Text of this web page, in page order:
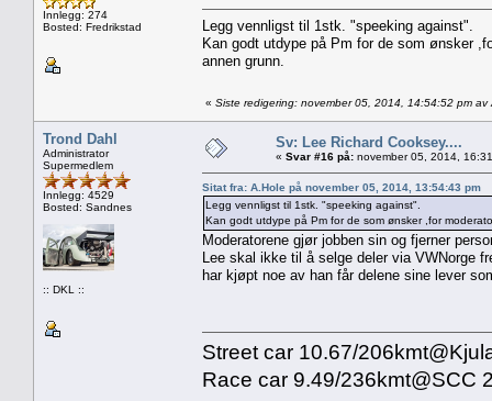
Innlegg: 274
Bosted: Fredrikstad
Legg vennligst til 1stk. "speeking against".
Kan godt utdype på Pm for de som ønsker
annen grunn.
« Siste redigering: november 05, 2014, 14:54:52 pm av
Trond Dahl
Administrator
Supermedlem
Innlegg: 4529
Bosted: Sandnes
:: DKL ::
Sv: Lee Richard Cooksey....
« Svar #16 på: november 05, 2014,
Sitat fra: A.Hole på november 05, 2014, 13:54:43 pm
Legg vennligst til 1stk. "speeking against".
Kan godt utdype på Pm for de som ønsker ,for
Moderatorene gjør jobben sin og fjerner
Lee skal ikke til å selge deler via VWNorge
har kjøpt noe av han får delene sine lever
Street car 10.67/
Race car 9.49/236kmt@SCC